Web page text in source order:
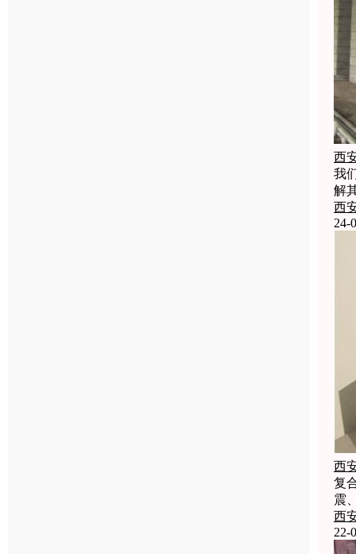
西
我
解
西
24-
西
复
震
西
22-